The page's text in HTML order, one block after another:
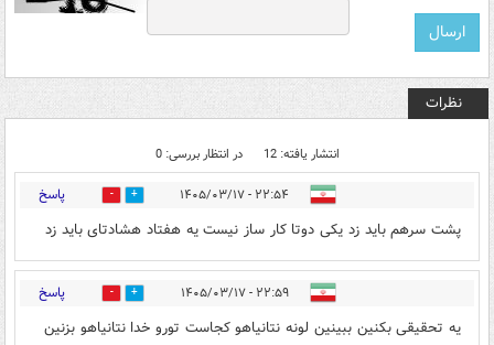
نظرات
انتشار یافته: 12 در انتظار بررسی: 0
۲۲:۵۴ - ۱۴۰۵/۰۳/۱۷ 10 پاسخ
پشت سرهم باید زد یکی دوتا کار ساز نیست یه هفتاد هشادتای باید زد
۲۲:۵۹ - ۱۴۰۵/۰۳/۱۷ 9 پاسخ
یه تحقیقی بکنین ببینین لونه نتانیاهو کجاست تورو خدا نتانیاهو بزنین